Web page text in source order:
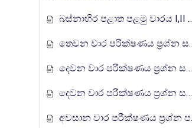
බස්නාහිර පළාත පළමු වාරය I,II ප්‍රශ්න පත්‍රය 2018
තෙවන වාර පරීක්ෂණය ප්‍රශ්න සහ පිළිතුරු පත්‍රය I,II - වයඹ පළාත් අධ්‍යාපන දෙපාර්තමේන්තුව 2018
දෙවන වාර පරීක්ෂණය ප්‍රශ්න සහ පිළිතුරු පත්‍රය I,II - වයඹ පළාත් අධ්‍යාපන දෙපාර්තමේන්තුව 2018
දෙවන වාර පරීක්ෂණය ප්‍රශ්න සහ පිළිතුරු පත්‍රය I,II - දකුණු පළාත් අධ්‍යාපන දෙපාර්තමේන්තුව 2019
අවසාන වාර පරීක්ෂණය ප්‍රශ්න පත්‍රය I,II 2018 -දකුණු පළාත් අධ්‍යාපන දෙපාර්තමේන්තුව